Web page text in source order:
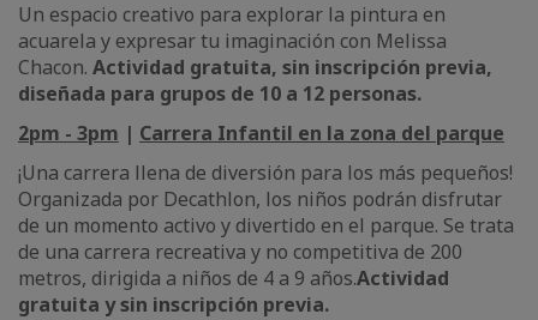
Un espacio creativo para explorar la pintura en
acuarela y expresar tu imaginación con Melissa
Chacon. Actividad gratuita, sin inscripción previa,
diseñada para grupos de 10 a 12 personas.
2pm - 3pm | Carrera Infantil en la zona del parque
¡Una carrera llena de diversión para los más pequeños!
Organizada por Decathlon, los niños podrán disfrutar
de un momento activo y divertido en el parque. Se trata
de una carrera recreativa y no competitiva de 200
metros, dirigida a niños de 4 a 9 años.Actividad
gratuita y sin inscripción previa.